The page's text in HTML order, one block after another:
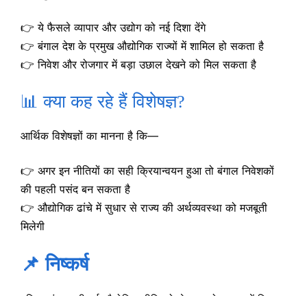
👉 ये फैसले व्यापार और उद्योग को नई दिशा देंगे
👉 बंगाल देश के प्रमुख औद्योगिक राज्यों में शामिल हो सकता है
👉 निवेश और रोजगार में बड़ा उछाल देखने को मिल सकता है
📊 क्या कह रहे हैं विशेषज्ञ?
आर्थिक विशेषज्ञों का मानना है कि—
👉 अगर इन नीतियों का सही क्रियान्वयन हुआ तो बंगाल निवेशकों
की पहली पसंद बन सकता है
👉 औद्योगिक ढांचे में सुधार से राज्य की अर्थव्यवस्था को मजबूती
मिलेगी
📌 निष्कर्ष